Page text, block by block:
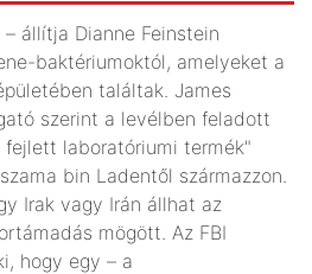
állítja Dianne Feinstein
baktériumoktól, amelyeket a
találtak. James
szerint a levélben feladott
fejlett laboratóriumi termék"
bin Ladentől származzon.
Irak vagy Irán állhat az
mögött. Az FBI
hogy egy – a